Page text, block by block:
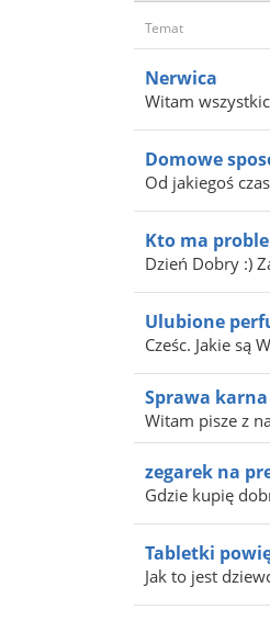
Temat
Nerwica
Witam
Domowe
Od jakiegoś
Kto ma
Dzień Dobry :)
Ulubione
Cześc. Jakie są
Sprawa
Witam pisze z
zegarek na
Gdzie kupię
Tabletki
Jak to jest